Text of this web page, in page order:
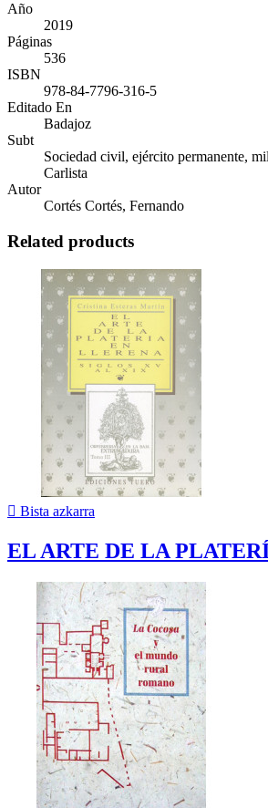
Año
2019
Páginas
536
ISBN
978-84-7796-316-5
Editado En
Badajoz
Subt
Sociedad civil, ejército permanente,
Carlista
Autor
Cortés Cortés, Fernando
Related products
 Bista azkarra
EL ARTE DE LA